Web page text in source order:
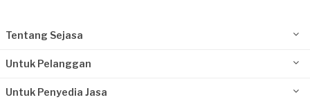
Tentang Sejasa
Untuk Pelanggan
Untuk Penyedia Jasa